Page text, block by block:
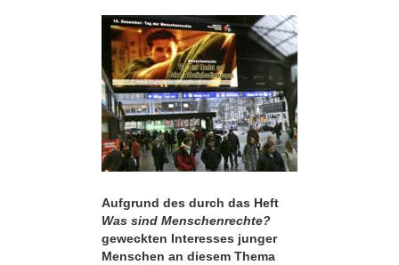
Aufgrund des durch das Heft
Was sind Menschenrechte?
geweckten Interesses junger
Menschen an diesem Thema